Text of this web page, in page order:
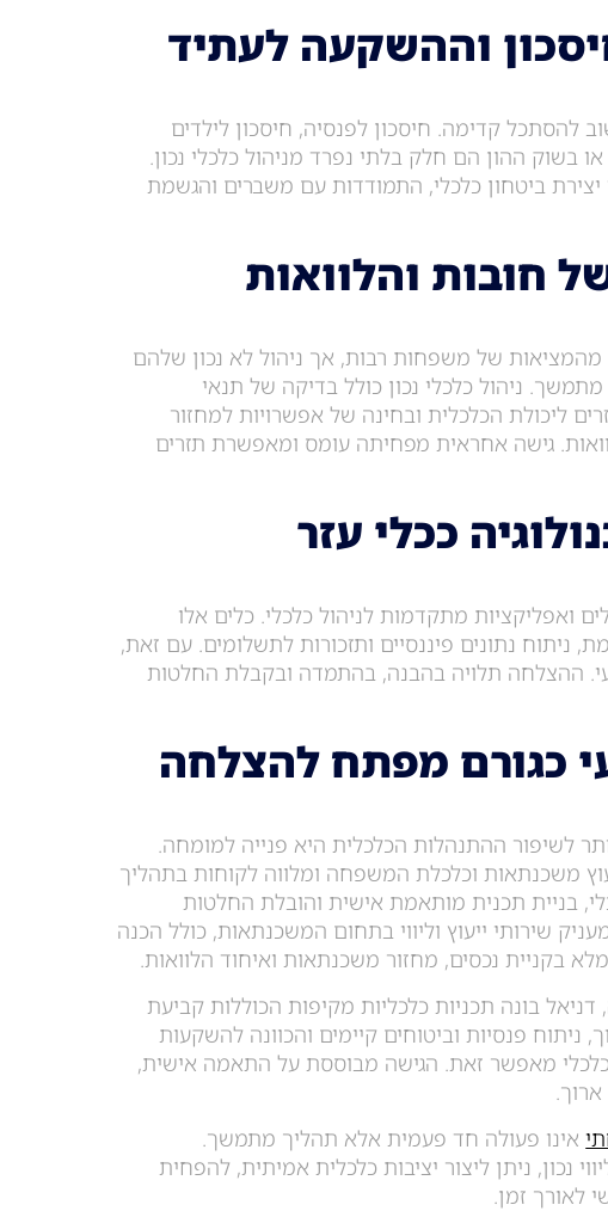
וההשקעה לעתיד
להסתכל קדימה. חיסכון לפנסיה, חיסכון לילדים
בשוק ההון הם חלק בלתי נפרד מניהול כלכלי נכון.
ביטחון כלכלי, התמודדות עם משברים והגשמת
חובות והלוואות
מהמציאות של משפחות רבות, אך ניהול לא נכון שלהם
ניהול כלכלי נכון כולל בדיקה של תנאי
ליכולת הכלכלית ובחינה של אפשרויות למחזור
גישה אחראית מפחיתה עומס ומאפשרת תזרים
ככלי עזר
ואפליקציות מתקדמות לניהול כלכלי. כלים אלו
ניתוח נתונים פיננסיים ותזכורות לתשלומים. עם זאת,
ההצלחה תלויה בהבנה, בהתמדה ובקבלת החלטות
כגורם מפתח להצלחה
לשיפור ההתנהלות הכלכלית היא פנייה למומחה.
משכנתאות וכלכלת המשפחה ומלווה לקוחות בתהליך
בניית תכנית מותאמת אישית והובלת החלטות
שירותי ייעוץ וליווי בתחום המשכנתאות, כולל הכנה
מלא בקניית נכסים, מחזור משכנתאות ואיחוד הלוואות.
בונה תכניות כלכליות מקיפות הכוללות קביעת
ניתוח פנסיות וביטוחים קיימים והכוונה להשקעות
מאפשר זאת. הגישה מבוססת על התאמה אישית,
אינו פעולה חד פעמית אלא תהליך מתמשך.
נכון, ניתן ליצור יציבות כלכלית אמיתית, להפחית
לאורך זמן.